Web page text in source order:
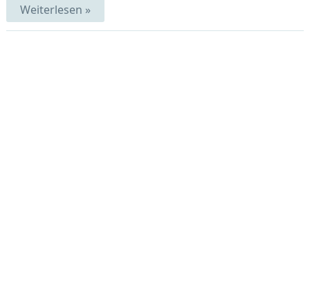
Schöpferische
Tage
am
Weiterlesen »